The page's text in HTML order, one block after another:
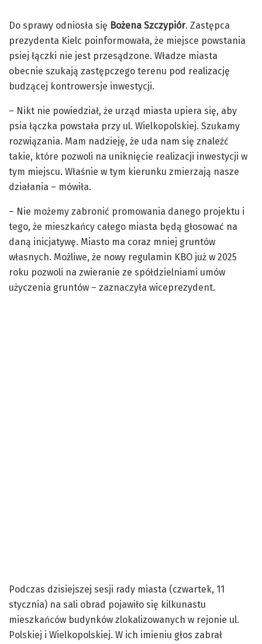
Do sprawy odniosła się Bożena Szczypiór. Zastępca
prezydenta Kielc poinformowała, że miejsce powstania
psiej łączki nie jest przesądzone. Władze miasta
obecnie szukają zastępczego terenu pod realizację
budzącej kontrowersje inwestycji.
– Nikt nie powiedział, że urząd miasta upiera się, aby
psia łączka powstała przy ul. Wielkopolskiej. Szukamy
rozwiązania. Mam nadzieję, że uda nam się znaleźć
takie, które pozwoli na uniknięcie realizacji inwestycji w
tym miejscu. Właśnie w tym kierunku zmierzają nasze
działania – mówiła.
– Nie możemy zabronić promowania danego projektu i
tego, że mieszkańcy całego miasta będą głosować na
daną inicjatywę. Miasto ma coraz mniej gruntów
własnych. Możliwe, że nowy regulamin KBO już w 2025
roku pozwoli na zwieranie ze spółdzielniami umów
użyczenia gruntów – zaznaczyła wiceprezydent.
Podczas dzisiejszej sesji rady miasta (czwartek, 11
stycznia) na sali obrad pojawiło się kilkunastu
mieszkańców budynków zlokalizowanych w rejonie ul.
Polskiej i Wielkopolskiej. W ich imieniu głos zabrał